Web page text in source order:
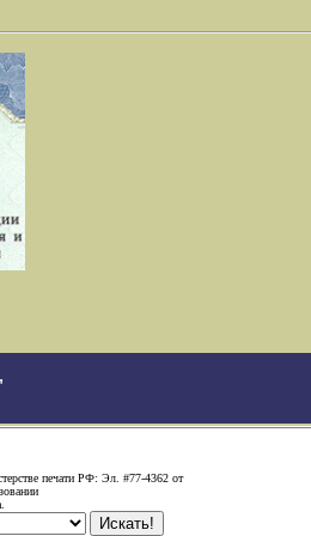
печати РФ: Эл. #77-4362 от